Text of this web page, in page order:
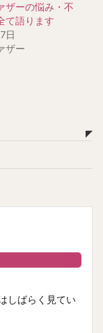
ザーの悩み・不
て語ります
日
ザー
しばらく見てい